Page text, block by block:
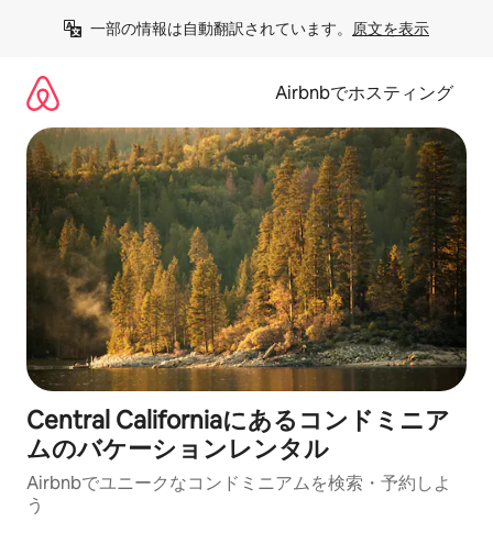
一部の情報は自動翻訳されています。 原文を表示
Airbnbでホスティング
Central Californiaにあるコンドミニア
ムのバケーションレンタル
Airbnbでユニークなコンドミニアムを検索・予約しよ
う